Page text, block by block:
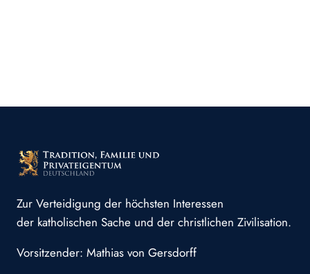
Zur Verteidigung der höchsten Interessen
der katholischen Sache und der christlichen Zivilisation.
Vorsitzender: Mathias von Gersdorff